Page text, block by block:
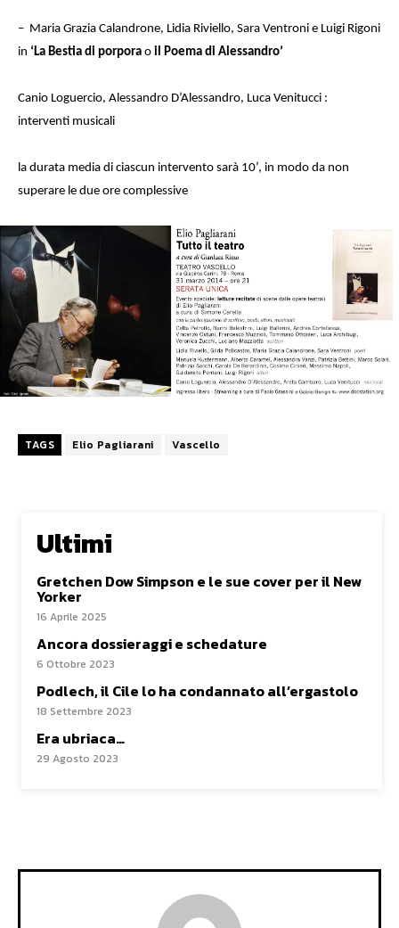
– Maria Grazia Calandrone, Lidia Riviello, Sara Ventroni e Luigi Rigoni
in ‘La Bestia di porpora o il Poema di Alessandro’
Canio Loguercio, Alessandro D’Alessandro, Luca Venitucci :
interventi musicali
la durata media di ciascun intervento sarà 10’, in modo da non
superare le due ore complessive
TAGS Elio Pagliarani Vascello
Ultimi
Gretchen Dow Simpson e le sue cover per il New
Yorker
16 Aprile 2025
Ancora dossieraggi e schedature
6 Ottobre 2023
Podlech, il Cile lo ha condannato all’ergastolo
18 Settembre 2023
Era ubriaca…
29 Agosto 2023